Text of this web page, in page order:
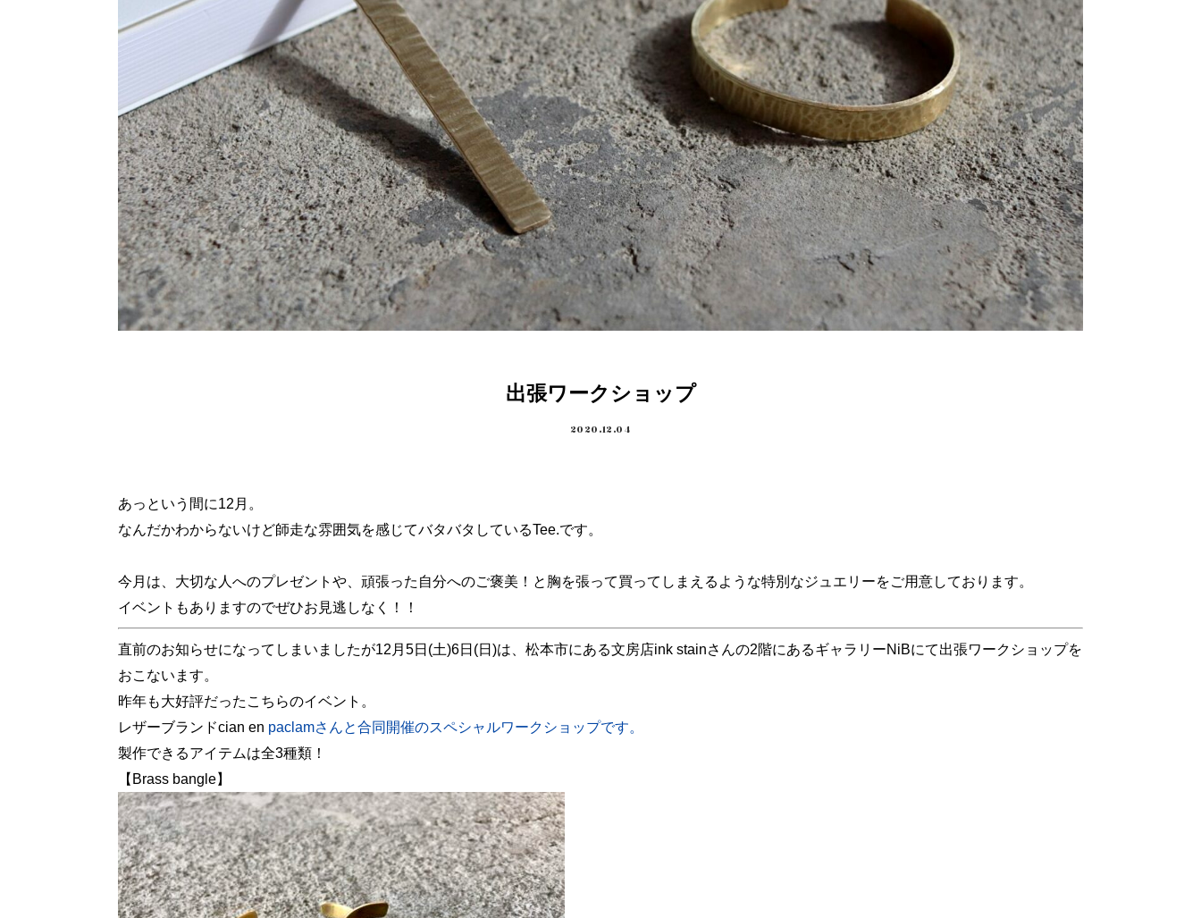
出張ワークショップ
2020.12.04
あっという間に12月。
なんだかわからないけど師走な雰囲気を感じてバタバタしているTee.です。
今月は、大切な人へのプレゼントや、頑張った自分へのご褒美！と胸を張って買ってしまえるような特別なジュエリーをご用意しております。
イベントもありますのでぜひお見逃しなく！！
直前のお知らせになってしまいましたが12月5日(土)6日(日)は、松本市にある文房店ink stainさんの2階にあるギャラリーNiBにて出張ワークショップを
おこないます。
昨年も大好評だったこちらのイベント。
レザーブランドcian en paclamさんと合同開催のスペシャルワークショップです。
製作できるアイテムは全3種類！
【Brass bangle】